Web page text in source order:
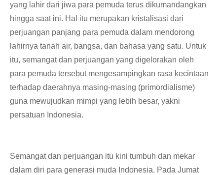
yang lahir dari jiwa para pemuda terus dikumandangkan
hingga saat ini. Hal itu merupakan kristalisasi dari
perjuangan panjang para pemuda dalam mendorong
lahirnya tanah air, bangsa, dan bahasa yang satu. Untuk
itu, semangat dan perjuangan yang digelorakan oleh
para pemuda tersebut mengesampingkan rasa kecintaan
terhadap daerahnya masing-masing (primordialisme)
guna mewujudkan mimpi yang lebih besar, yakni
persatuan Indonesia.
Semangat dan perjuangan itu kini tumbuh dan mekar
dalam diri para generasi muda Indonesia. Pada Jumat